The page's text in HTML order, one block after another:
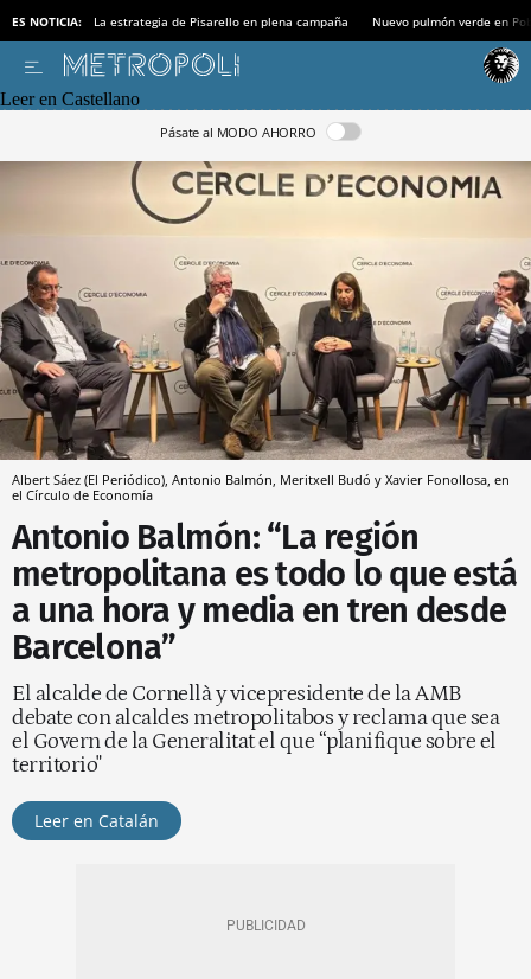
ES NOTICIA: La estrategia de Pisarello en plena campaña Nuevo pulmón verde en
Leer en Castellano
Pásate al MODO AHORRO
Albert Sáez (El Periódico), Antonio Balmón, Meritxell Budó y Xavier Fonollosa, en
el Círculo de Economía
Antonio Balmón: “La región
metropolitana es todo lo que está
a una hora y media en tren desde
Barcelona”
El alcalde de Cornellà y vicepresidente de la AMB
debate con alcaldes metropolitabos y reclama que sea
el Govern de la Generalitat el que “planifique sobre el
territorio"
Leer en Catalán